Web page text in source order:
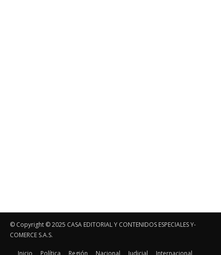
© Copyright ©️ 2025 CASA EDITORIAL Y CONTENIDOS ESPECIALES Y-
COMERCE S.A.S.
Inicio Política Región Nacional Judicial Internacional